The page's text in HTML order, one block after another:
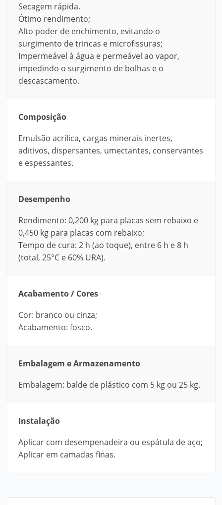
Secagem rápida.
Ótimo rendimento;
Alto poder de enchimento, evitando o
surgimento de trincas e microfissuras;
Impermeável à água e permeável ao vapor,
impedindo o surgimento de bolhas e o
descascamento.
Composição
Emulsão acrílica, cargas minerais inertes,
aditivos, dispersantes, umectantes, conservantes
e espessantes.
Desempenho
Rendimento: 0,200 kg para placas sem rebaixo e
0,450 kg para placas com rebaixo;
Tempo de cura: 2 h (ao toque), entre 6 h e 8 h
(total, 25°C e 60% URA).
Acabamento / Cores
Cor: branco ou cinza;
Acabamento: fosco.
Embalagem e Armazenamento
Embalagem: balde de plástico com 5 kg ou 25 kg.
Instalação
Aplicar com desempenadeira ou espátula de aço;
Aplicar em camadas finas.